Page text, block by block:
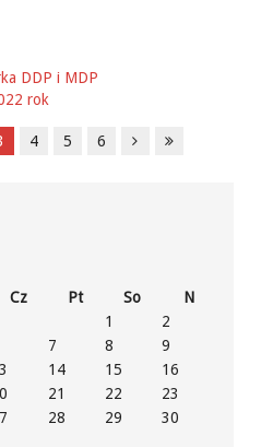
DDP i MDP
rok
4 5 6
Cz Pt So
N
1
2
7 8
9
14 15
16
21 22
23
28 29
30